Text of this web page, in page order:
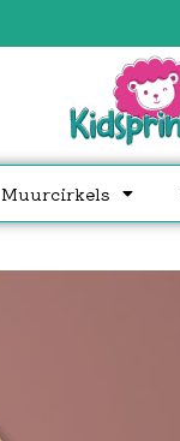
Muurcirkels